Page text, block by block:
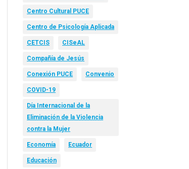
Centro Cultural PUCE
Centro de Psicología Aplicada
CETCIS CISeAL
Compañía de Jesús
Conexión PUCE Convenio
COVID-19
Día Internacional de la
Eliminación de la Violencia
contra la Mujer
Economía Ecuador
Educación